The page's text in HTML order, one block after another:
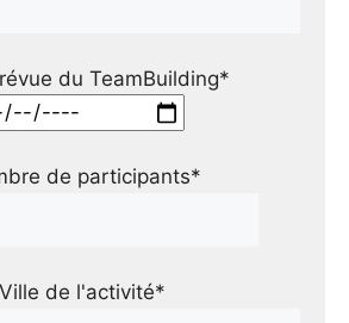
du TeamBuilding*
de participants*
Ville de l'activité*